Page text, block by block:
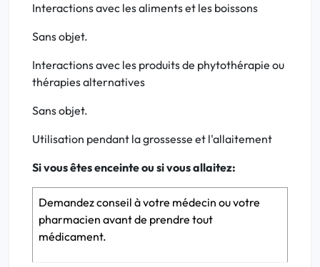
Interactions avec les aliments et les boissons
Sans objet.
Interactions avec les produits de phytothérapie ou
thérapies alternatives
Sans objet.
Utilisation pendant la grossesse et l'allaitement
Si vous êtes enceinte ou si vous allaitez:
Demandez conseil à votre médecin ou votre
pharmacien avant de prendre tout
médicament.